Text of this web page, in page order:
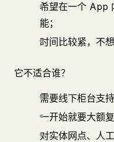
希望在一个 App
能；
时间比较紧，不
它不适合谁？
需要线下柜台支持
一开始就要大额
对实体网点、人